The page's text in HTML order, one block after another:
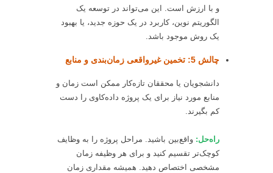
و با ارزش است. این می‌تواند در توسعه یک
الگوریتم نوین، کاربرد در یک حوزه جدید، یا بهبود
یک روش موجود باشد.
چالش 5: تخمین غیرواقعی زمان‌بندی و منابع
دانشجویان یا محققان تازه‌کار ممکن است زمان و
منابع مورد نیاز برای یک پروژه داده‌کاوی را دست
کم بگیرند.
راه‌حل: واقع‌بین باشید. مراحل پروژه را به وظایف
کوچک‌تر تقسیم کنید و برای هر وظیفه زمان
مشخصی اختصاص دهید. همیشه مقداری زمان